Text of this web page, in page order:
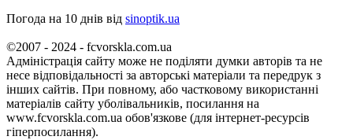
Погода на 10 днів від sinoptik.ua
©2007 - 2024 - fcvorskla.com.ua
Адміністрація сайту може не поділяти думки авторів та не
несе відповідальності за авторські матеріали та передрук з
інших сайтів. При повному, або частковому використанні
матеріалів сайту уболівальників, посилання на
www.fcvorskla.com.ua обов'язкове (для інтернет-ресурсів
гіперпосилання).